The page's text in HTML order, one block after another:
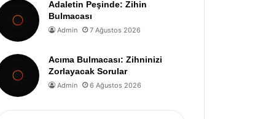
Adaletin Peşinde: Zihin
Bulmacası
Admin 7 Ağustos 2026
Acıma Bulmacası: Zihninizi
Zorlayacak Sorular
Admin 6 Ağustos 2026